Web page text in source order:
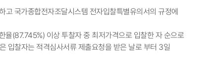
국가종합전자조달시스템 전자입찰특별유의서의 규정에
(87.745%) 이상 투찰자 중 최저가격으로 입찰한 자 순으로
입찰자는 적격심사서류 제출요청을 받은 날로 부터 3일